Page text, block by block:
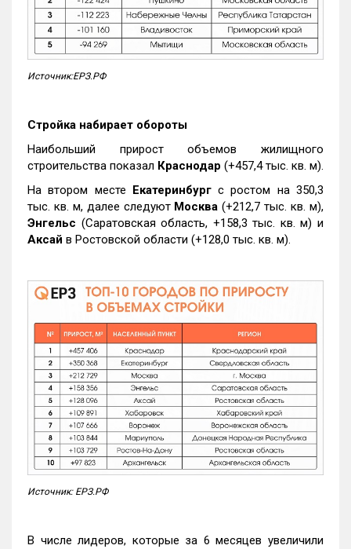
Источник:ЕРЗ.РФ
Стройка набирает обороты
Наибольший прирост объемов жилищного
строительства показал Краснодар (+457,4 тыс. кв. м).
На втором месте Екатеринбургс ростом на 350,3
тыс. кв. м, далее следуют Москва (+212,7 тыс. кв. м),
Энгельс (Саратовская область, +158,3 тыс. кв. м) и
Аксай в Ростовской области (+128,0 тыс. кв. м).
Источник: ЕРЗ.РФ
В числе лидеров, которые за 6 месяцев увеличили